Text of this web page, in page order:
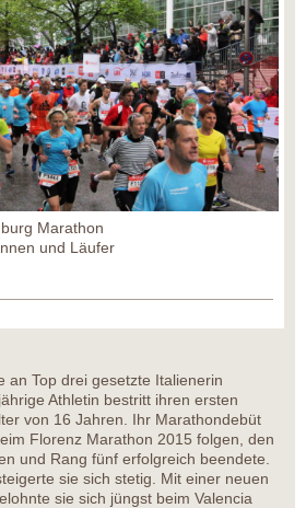
Marathon
und Läufer
an Top drei gesetzte Italienerin
Athletin bestritt ihren ersten
von 16 Jahren. Ihr Marathondebüt
Florenz Marathon 2015 folgen, den
und Rang fünf erfolgreich beendete.
sie sich stetig. Mit einer neuen
sie sich jüngst beim Valencia